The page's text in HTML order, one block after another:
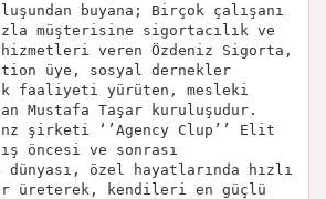
buyana; Birçok çalışanı
müşterisine sigortacılık ve
veren Özdeniz Sigorta,
üye, sosyal dernekler
faaliyeti yürüten, mesleki
Mustafa Taşar kuruluşudur.
şirketi ‘’Agency Clup’’ Elit
öncesi ve sonrası
özel hayatlarında hızlı
üreterek, kendileri en güçlü